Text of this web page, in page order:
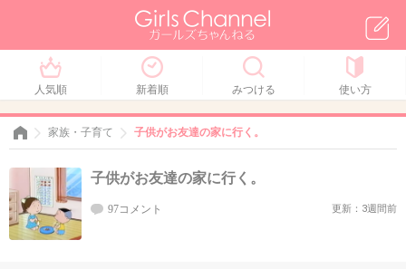
人気順 新着順 みつける 使い方
家族・子育て 子供がお友達の家に行く。
子供がお友達の家に行く。
97コメント 更新：3週間前